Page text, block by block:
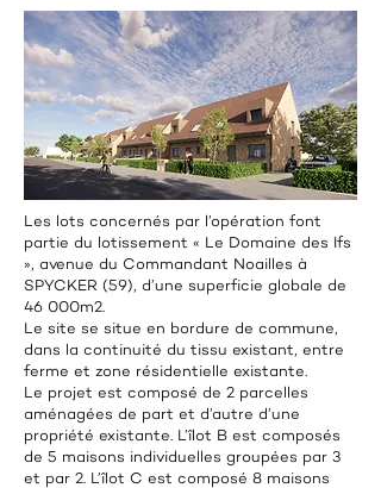
Les lots concernés par l’opération font
partie du lotissement « Le Domaine des Ifs
», avenue du Commandant Noailles à
SPYCKER (59), d’une superficie globale de
46 000m2.
Le site se situe en bordure de commune,
dans la continuité du tissu existant, entre
ferme et zone résidentielle existante.
Le projet est composé de 2 parcelles
aménagées de part et d’autre d’une
propriété existante. L’îlot B est composés
de 5 maisons individuelles groupées par 3
et par 2. L’îlot C est composé 8 maisons